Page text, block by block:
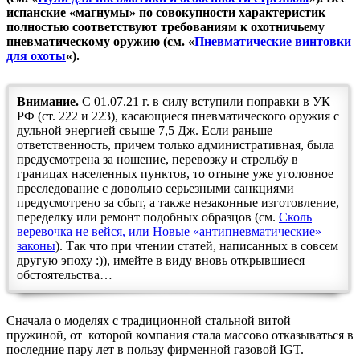
испанские «магнумы» по совокупности характеристик
полностью соответствуют требованиям к охотничьему
пневматическому оружию (см. «Пневматические винтовки
для охоты«).
Внимание. С 01.07.21 г. в силу вступили поправки в УК
РФ (ст. 222 и 223), касающиеся пневматического оружия с
дульной энергией свыше 7,5 Дж. Если раньше
ответственность, причем только административная, была
предусмотрена за ношение, перевозку и стрельбу в
границах населенных пунктов, то отныне уже уголовное
преследование с довольно серьезными санкциями
предусмотрено за сбыт, а также незаконные изготовление,
переделку или ремонт подобных образцов (см. Сколь
веревочка не вейся, или Новые «антипневматические»
законы). Так что при чтении статей, написанных в совсем
другую эпоху :)), имейте в виду вновь открывшиеся
обстоятельства…
Сначала о моделях с традиционной стальной витой
пружиной, от которой компания стала массово отказываться в
последние пару лет в пользу фирменной газовой IGT.